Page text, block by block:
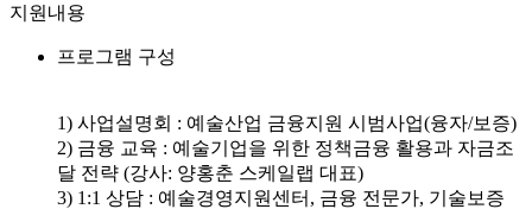
지원내용
프로그램 구성
1) 사업설명회 : 예술산업 금융지원 시범사업(융자/보증)
2) 금융 교육 : 예술기업을 위한 정책금융 활용과 자금조
달 전략 (강사: 양홍춘 스케일랩 대표)
3) 1:1 상담 : 예술경영지원센터, 금융 전문가, 기술보증